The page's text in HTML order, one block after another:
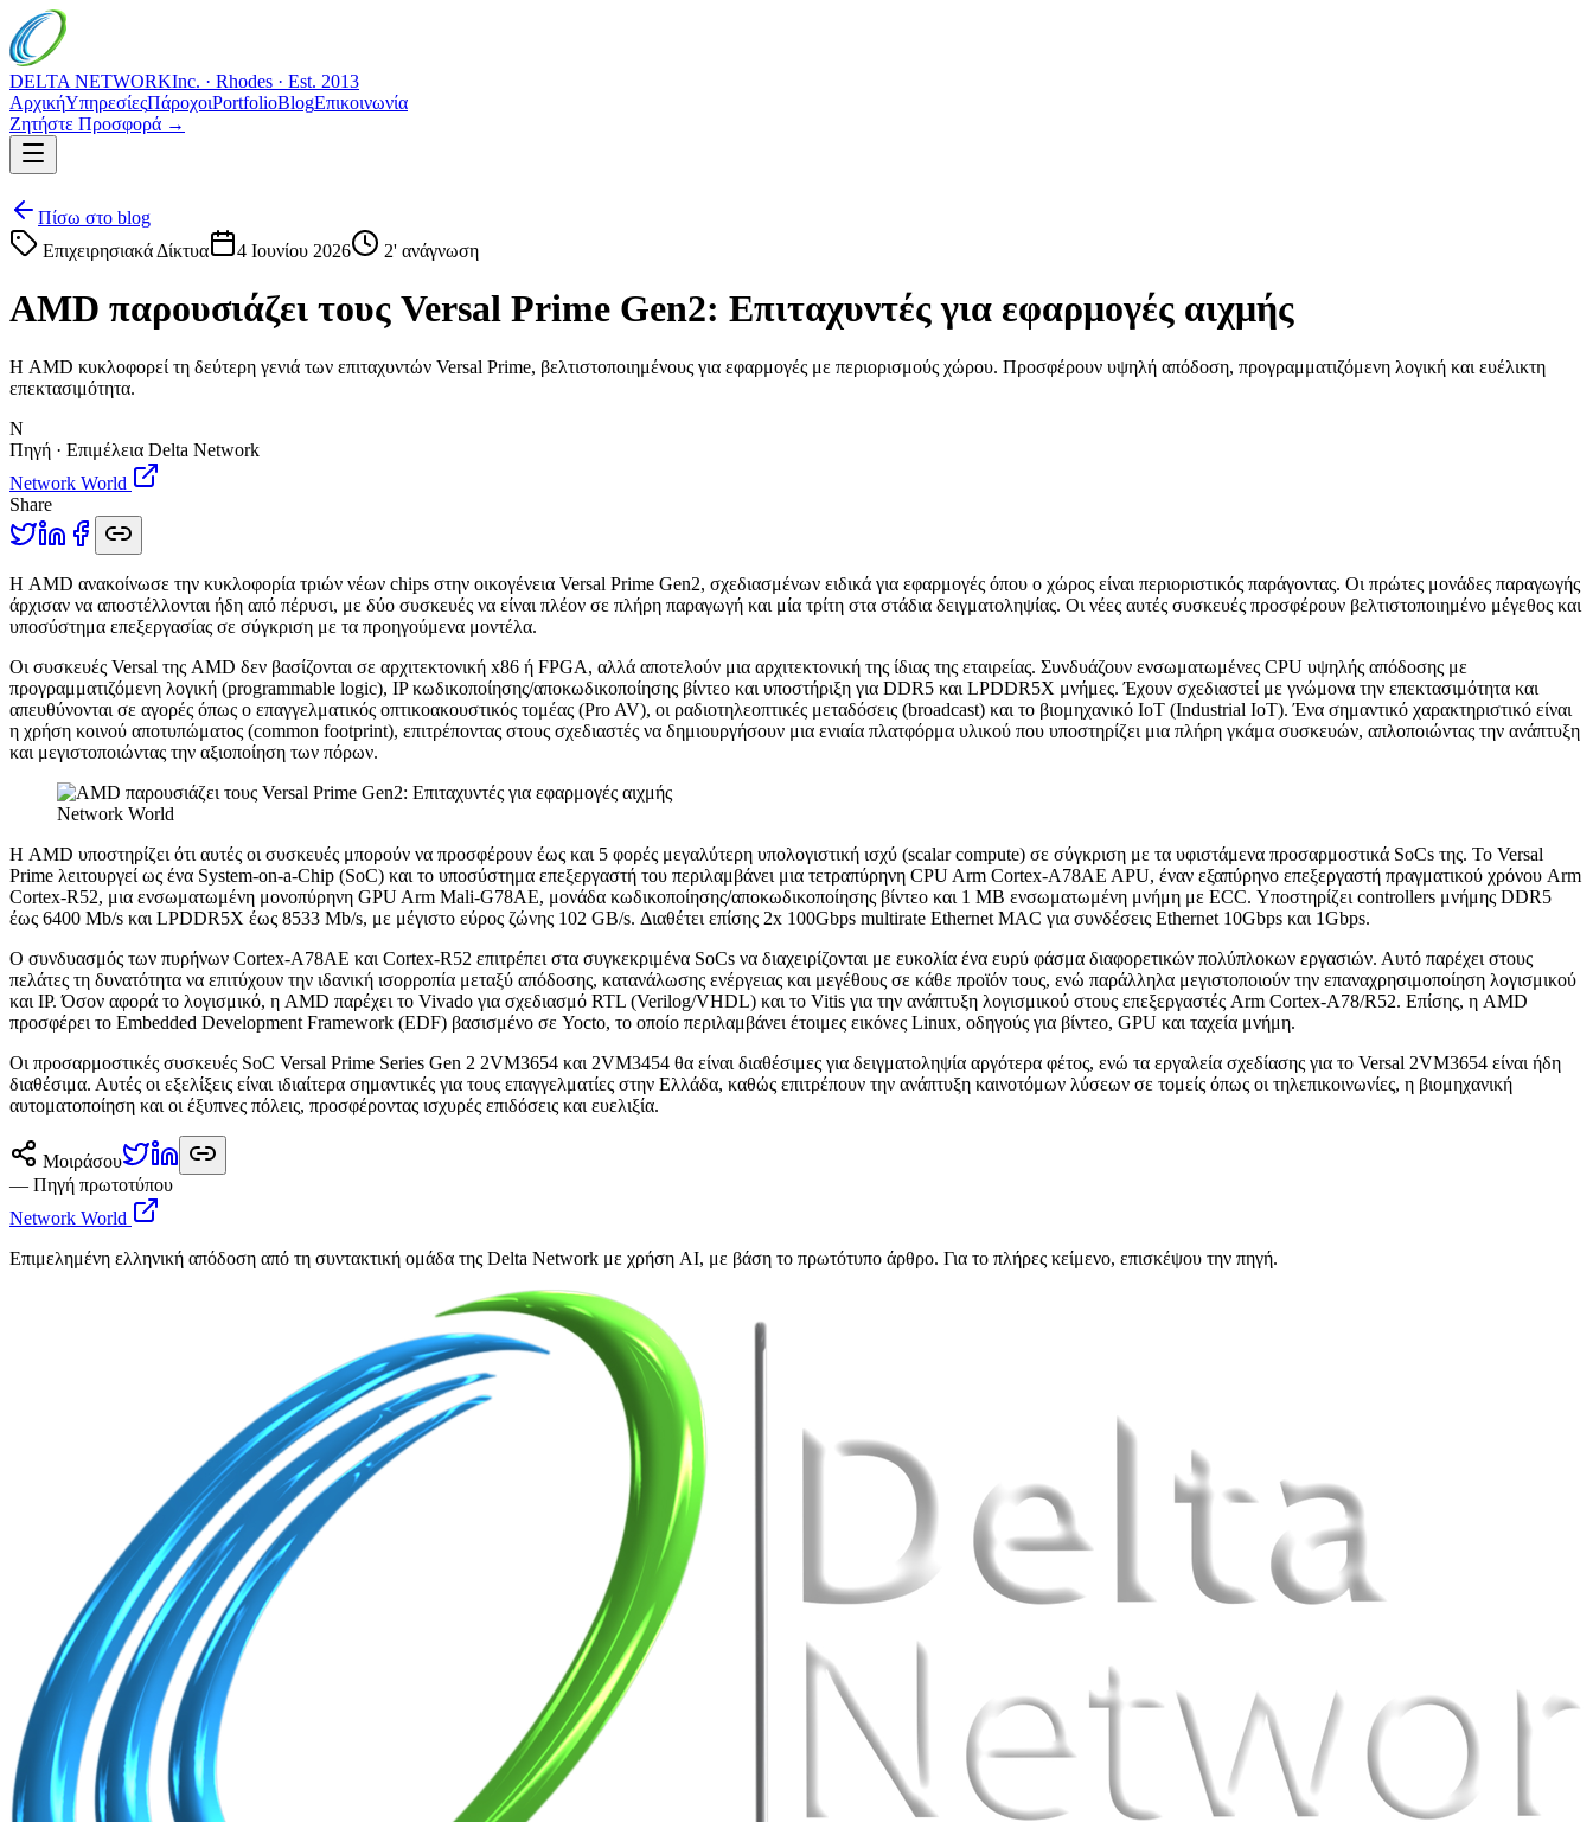
DELTA NETWORKInc. · Rhodes · Est. 2013
ΑρχικήΥπηρεσίεςΠάροχοιPortfolioBlogΕπικοινωνία
Ζητήστε Προσφορά →
Πίσω στο blog
Επιχειρησιακά Δίκτυα
4 Ιουνίου 2026 2' ανάγνωση
AMD παρουσιάζει τους Versal Prime Gen2: Επιταχυντές για εφαρμογές αιχμής
Η AMD κυκλοφορεί τη δεύτερη γενιά των επιταχυντών Versal Prime, βελτιστοποιημένους για εφαρμογές με περιορισμούς χώρου. Προσφέρουν υψηλή απόδοση, προγραμματιζόμενη λογική και ευέλικτη
επεκτασιμότητα.
N
Πηγή · Επιμέλεια Delta Network
Network World
Share
Η AMD ανακοίνωσε την κυκλοφορία τριών νέων chips στην οικογένεια Versal Prime Gen2, σχεδιασμένων ειδικά για εφαρμογές όπου ο χώρος είναι περιοριστικός παράγοντας. Οι πρώτες μονάδες παραγωγής
άρχισαν να αποστέλλονται ήδη από πέρυσι, με δύο συσκευές να είναι πλέον σε πλήρη παραγωγή και μία τρίτη στα στάδια δειγματοληψίας. Οι νέες αυτές συσκευές προσφέρουν βελτιστοποιημένο μέγεθος και
υποσύστημα επεξεργασίας σε σύγκριση με τα προηγούμενα μοντέλα.
Οι συσκευές Versal της AMD δεν βασίζονται σε αρχιτεκτονική x86 ή FPGA, αλλά αποτελούν μια αρχιτεκτονική της ίδιας της εταιρείας. Συνδυάζουν ενσωματωμένες CPU υψηλής απόδοσης με
προγραμματιζόμενη λογική (programmable logic), IP κωδικοποίησης/αποκωδικοποίησης βίντεο και υποστήριξη για DDR5 και LPDDR5X μνήμες. Έχουν σχεδιαστεί με γνώμονα την επεκτασιμότητα και
απευθύνονται σε αγορές όπως ο επαγγελματικός οπτικοακουστικός τομέας (Pro AV), οι ραδιοτηλεοπτικές μεταδόσεις (broadcast) και το βιομηχανικό IoT (Industrial IoT). Ένα σημαντικό χαρακτηριστικό είναι
η χρήση κοινού αποτυπώματος (common footprint), επιτρέποντας στους σχεδιαστές να δημιουργήσουν μια ενιαία πλατφόρμα υλικού που υποστηρίζει μια πλήρη γκάμα συσκευών, απλοποιώντας την ανάπτυξη
και μεγιστοποιώντας την αξιοποίηση των πόρων.
Network World
Η AMD υποστηρίζει ότι αυτές οι συσκευές μπορούν να προσφέρουν έως και 5 φορές μεγαλύτερη υπολογιστική ισχύ (scalar compute) σε σύγκριση με τα υφιστάμενα προσαρμοστικά SoCs της. Το Versal
Prime λειτουργεί ως ένα System-on-a-Chip (SoC) και το υποσύστημα επεξεργαστή του περιλαμβάνει μια τετραπύρηνη CPU Arm Cortex-A78AE APU, έναν εξαπύρηνο επεξεργαστή πραγματικού χρόνου Arm
Cortex-R52, μια ενσωματωμένη μονοπύρηνη GPU Arm Mali-G78AE, μονάδα κωδικοποίησης/αποκωδικοποίησης βίντεο και 1 MB ενσωματωμένη μνήμη με ECC. Υποστηρίζει controllers μνήμης DDR5
έως 6400 Mb/s και LPDDR5X έως 8533 Mb/s, με μέγιστο εύρος ζώνης 102 GB/s. Διαθέτει επίσης 2x 100Gbps multirate Ethernet MAC για συνδέσεις Ethernet 10Gbps και 1Gbps.
Ο συνδυασμός των πυρήνων Cortex-A78AE και Cortex-R52 επιτρέπει στα συγκεκριμένα SoCs να διαχειρίζονται με ευκολία ένα ευρύ φάσμα διαφορετικών πολύπλοκων εργασιών. Αυτό παρέχει στους
πελάτες τη δυνατότητα να επιτύχουν την ιδανική ισορροπία μεταξύ απόδοσης, κατανάλωσης ενέργειας και μεγέθους σε κάθε προϊόν τους, ενώ παράλληλα μεγιστοποιούν την επαναχρησιμοποίηση λογισμικού
και IP. Όσον αφορά το λογισμικό, η AMD παρέχει το Vivado για σχεδιασμό RTL (Verilog/VHDL) και το Vitis για την ανάπτυξη λογισμικού στους επεξεργαστές Arm Cortex-A78/R52. Επίσης, η AMD
προσφέρει το Embedded Development Framework (EDF) βασισμένο σε Yocto, το οποίο περιλαμβάνει έτοιμες εικόνες Linux, οδηγούς για βίντεο, GPU και ταχεία μνήμη.
Οι προσαρμοστικές συσκευές SoC Versal Prime Series Gen 2 2VM3654 και 2VM3454 θα είναι διαθέσιμες για δειγματοληψία αργότερα φέτος, ενώ τα εργαλεία σχεδίασης για το Versal 2VM3654 είναι ήδη
διαθέσιμα. Αυτές οι εξελίξεις είναι ιδιαίτερα σημαντικές για τους επαγγελματίες στην Ελλάδα, καθώς επιτρέπουν την ανάπτυξη καινοτόμων λύσεων σε τομείς όπως οι τηλεπικοινωνίες, η βιομηχανική
αυτοματοποίηση και οι έξυπνες πόλεις, προσφέροντας ισχυρές επιδόσεις και ευελιξία.
Μοιράσου
— Πηγή πρωτοτύπου
Network World
Επιμελημένη ελληνική απόδοση από τη συντακτική ομάδα της Delta Network με χρήση AI, με βάση το πρωτότυπο άρθρο. Για το πλήρες κείμενο, επισκέψου την πηγή.